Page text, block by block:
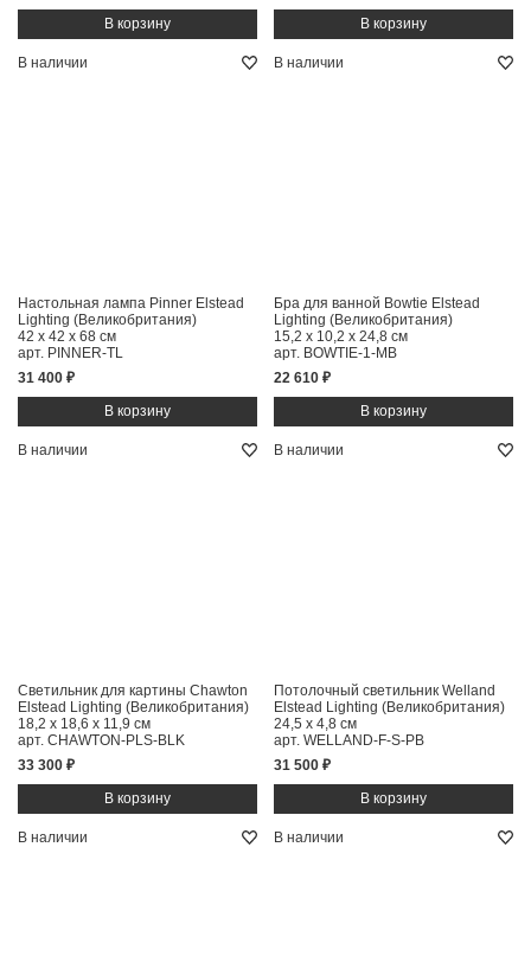
В наличии
Настольная лампа Pinner Elstead
Lighting (Великобритания)
42 x 42 x 68 см
арт. PINNER-TL
31 400 ₽
В наличии
Бра для ванной Bowtie Elstead
Lighting (Великобритания)
15,2 x 10,2 x 24,8 см
арт. BOWTIE-1-MB
22 610 ₽
В наличии
Светильник для картины Chawton
Elstead Lighting (Великобритания)
18,2 x 18,6 x 11,9 см
арт. CHAWTON-PLS-BLK
33 300 ₽
В наличии
Потолочный светильник Welland
Elstead Lighting (Великобритания)
24,5 x 4,8 см
арт. WELLAND-F-S-PB
31 500 ₽
В наличии В наличии